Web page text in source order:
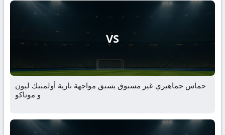
VS
حماس جماهيري غير مسبوق يسبق مواجهة نارية أولمبيك ليون
و موناكو